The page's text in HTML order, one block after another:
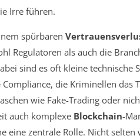
Irre führen.
spürbaren
Regulatoren als auch die
sind es oft kleine technische
die Kriminellen das
wie Fake-Trading oder
auch komplexe Blockchain-
eine zentrale Rolle. Nicht